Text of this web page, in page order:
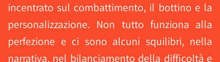
incentrato sul combattimento, il bottino e la
personalizzazione. Non tutto funziona alla
perfezione e ci sono alcuni squilibri, nella
narrativa, nel bilanciamento della difficoltà e